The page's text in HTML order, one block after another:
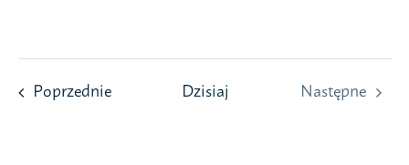
PoprzednieWydarzeniaDzisiaj
Następne